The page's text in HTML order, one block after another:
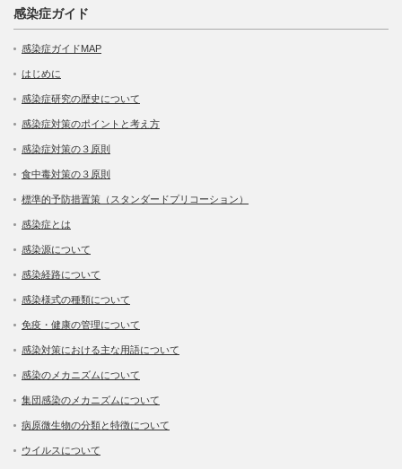
感染症ガイド
感染症ガイドMAP
はじめに
感染症研究の歴史について
感染症対策のポイントと考え方
感染症対策の３原則
食中毒対策の３原則
標準的予防措置策（スタンダードプリコーション）
感染症とは
感染源について
感染経路について
感染様式の種類について
免疫・健康の管理について
感染対策における主な用語について
感染のメカニズムについて
集団感染のメカニズムについて
病原微生物の分類と特徴について
ウイルスについて